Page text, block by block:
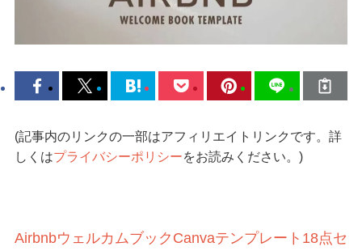
(記事内のリンクの一部はアフィリエイトリンクです。詳
しくはプライバシーポリシーをお読みください。)
AirbnbウェルカムブックCanvaテンプレート18点セ